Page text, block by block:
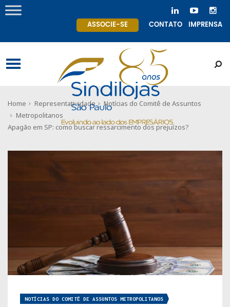
ASSOCIE-SE CONTATO IMPRENSA
Home Representatividade
Notícias do Comitê de Assuntos
Metropolitanos
Apagão em SP: como buscar ressarcimento dos prejuízos?
NOTÍCIAS DO COMITÊ DE ASSUNTOS METROPOLITANOS